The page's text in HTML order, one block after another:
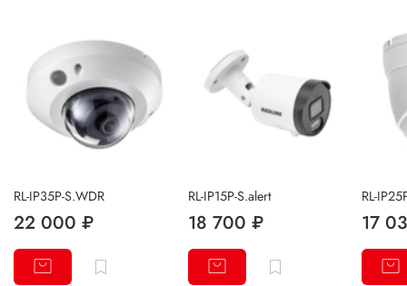
RL-IP35P-S.WDR
22 000 ₽
RL-IP15P-S.alert
18 700 ₽
RL-
17